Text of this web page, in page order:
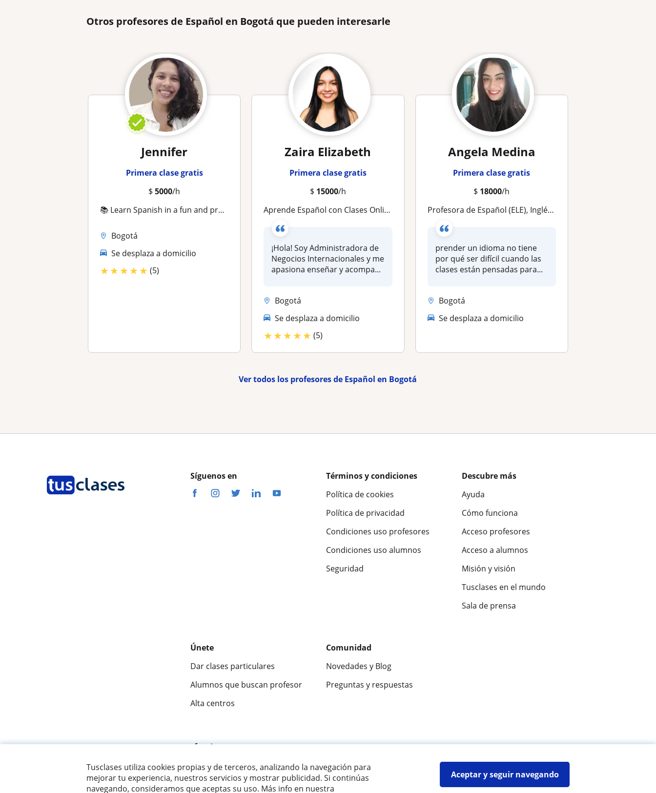
Tusclases utiliza cookies propias y de terceros, analizando la navegación para
mejorar tu experiencia, nuestros servicios y mostrar publicidad. Si continúas
navegando, consideramos que aceptas su uso. Más info en nuestra
Aceptar y seguir navegando
Otros profesores de Español en Bogotá que pueden interesarle
Jennifer
Primera clase gratis
$5000/h
📚 Learn Spanish in a fun and practical way!
Bogotá
Se desplaza a domicilio
★★★★★ (5)
Zaira Elizabeth
Primera clase gratis
$ 15000/h
Aprende Español con Clases Online Dinámicas y Prácticas
¡Hola! Soy Administradora de
Negocios Internacionales y me
apasiona enseñar y acompa...
Bogotá
Se desplaza a domicilio
★★★★★ (5)
Angela Medina
Primera clase gratis
$ 18000/h
Profesora de Español (ELE), Inglés y Apoyo Escolar | Clases dinámicas y adaptadas a cada estudiante
prender un idioma no tiene
por qué ser difícil cuando las
clases están pensadas para...
Bogotá
Se desplaza a domicilio
Ver todos los profesores de Español en Bogotá
Síguenos en
Términos y condiciones
Política de cookies
Política de privacidad
Condiciones uso profesores
Condiciones uso alumnos
Seguridad
Descubre más
Ayuda
Cómo funciona
Acceso profesores
Acceso a alumnos
Misión y visión
Tusclases en el mundo
Sala de prensa
Únete
Dar clases particulares
Alumnos que buscan profesor
Alta centros
Comunidad
Novedades y Blog
Preguntas y respuestas
Fantástica 9,5/10 ★★★★★
© 2007 - 2026 Tusclases.co Mapa web:Profesores particulares